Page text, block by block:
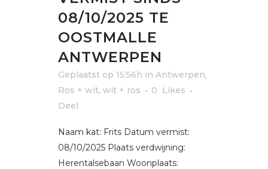
08/10/2025 TE
OOSTMALLE
ANTWERPEN
Geplaatst op 15:56h in Antwerpen,
Ros + wit, wit + ros
0
Likes
Deel
Naam kat: Frits Datum vermist:
08/10/2025 Plaats verdwijning:
Herentalsebaan Woonplaats: